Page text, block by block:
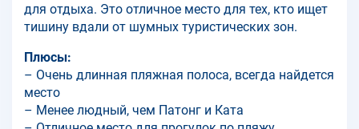
для отдыха. Это отличное место для тех, кто ищет
тишину вдали от шумных туристических зон.
Плюсы:
– Очень длинная пляжная полоса, всегда найдется
место
– Менее людный, чем Патонг и Ката